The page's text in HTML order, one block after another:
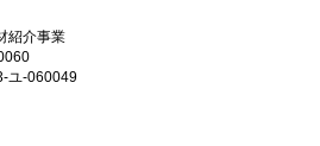
紹介事業
ユ-060049